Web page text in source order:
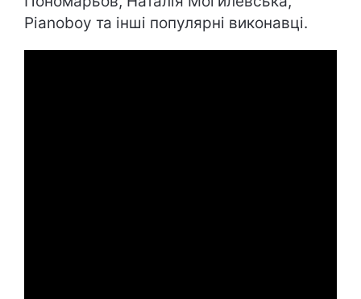
Pianoboy та інші популярні виконавці.